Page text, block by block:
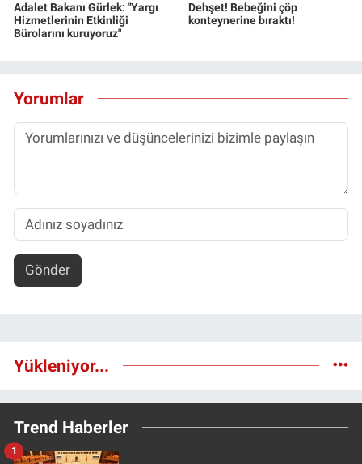
Adalet Bakanı Gürlek: "Yargı
Hizmetlerinin Etkinliği
Bürolarını kuruyoruz"
Dehşet! Bebeğini çöp
konteynerine bıraktı!
Yorumlar
Gönder
Yükleniyor...
Trend Haberler
1